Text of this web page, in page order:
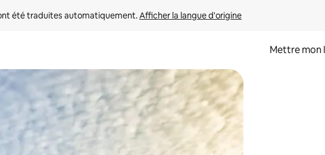
été traduites automatiquement. Afficher la langue d'origine
Mettre mon